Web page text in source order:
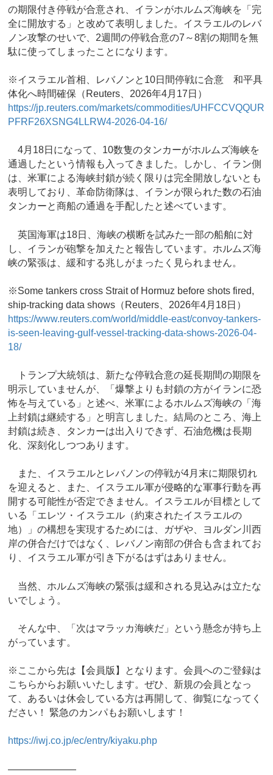
の期限付き停戦が合意され、イランがホルムズ海峡を「完
全に開放する」と改めて表明しました。イスラエルのレバ
ノン攻撃のせいで、2週間の停戦合意の7～8割の期間を無
駄に使ってしまったことになります。
※イスラエル首相、レバノンと10日間停戦に合意 和平具
体化へ時間確保（Reuters、2026年4月17日）
https://jp.reuters.com/markets/commodities/UHFCCVQQUR
PFRF26XSNG4LLRW4-2026-04-16/
4月18日になって、10数隻のタンカーがホルムズ海峡を
通過したという情報も入ってきました。しかし、イラン側
は、米軍による海峡封鎖が続く限りは完全開放しないとも
表明しており、革命防衛隊は、イランが限られた数の石油
タンカーと商船の通過を手配したと述べています。
英国海軍は18日、海峡の横断を試みた一部の船舶に対
し、イランが砲撃を加えたと報告しています。ホルムズ海
峡の緊張は、緩和する兆しがまったく見られません。
※Some tankers cross Strait of Hormuz before shots fired,
ship-tracking data shows（Reuters、2026年4月18日）
https://www.reuters.com/world/middle-east/convoy-tankers-
is-seen-leaving-gulf-vessel-tracking-data-shows-2026-04-
18/
トランプ大統領は、新たな停戦合意の延長期間の期限を
明示していませんが、「爆撃よりも封鎖の方がイランに恐
怖を与えている」と述べ、米軍によるホルムズ海峡の「海
上封鎖は継続する」と明言しました。結局のところ、海上
封鎖は続き、タンカーは出入りできず、石油危機は長期
化、深刻化しつつあります。
また、イスラエルとレバノンの停戦が4月末に期限切れ
を迎えると、また、イスラエル軍が侵略的な軍事行動を再
開する可能性が否定できません。イスラエルが目標として
いる「エレツ・イスラエル（約束されたイスラエルの
地）」の構想を実現するためには、ガザや、ヨルダン川西
岸の併合だけではなく、レバノン南部の併合も含まれてお
り、イスラエル軍が引き下がるはずはありません。
当然、ホルムズ海峡の緊張は緩和される見込みは立たな
いでしょう。
そんな中、「次はマラッカ海峡だ」という懸念が持ち上
がっています。
※ここから先は【会員版】となります。会員へのご登録は
こちらからお願いいたします。ぜひ、新規の会員となっ
て、あるいは休会している方は再開して、御覧になってく
ださい！ 緊急のカンパもお願いします！
https://iwj.co.jp/ec/entry/kiyaku.php
―――――――